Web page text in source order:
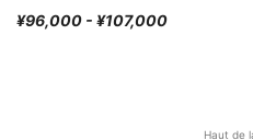
¥96,000 - ¥107,000